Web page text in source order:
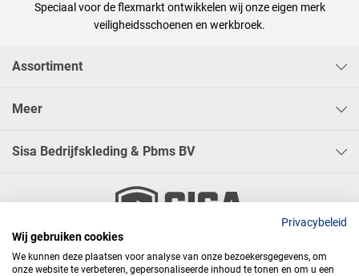
Speciaal voor de flexmarkt ontwikkelen wij onze eigen merk
veiligheidsschoenen en werkbroek.
Assortiment
Meer
Sisa Bedrijfskleding & Pbms BV
   
Privacybeleid
Wij gebruiken cookies
We kunnen deze plaatsen voor analyse van onze bezoekersgegevens, om
onze website te verbeteren, gepersonaliseerde inhoud te tonen en om u een